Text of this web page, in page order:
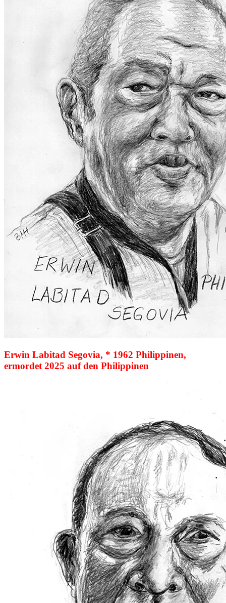
Erwin Labitad Segovia, * 1962 Philippinen,
ermordet 2025 auf den Philippinen